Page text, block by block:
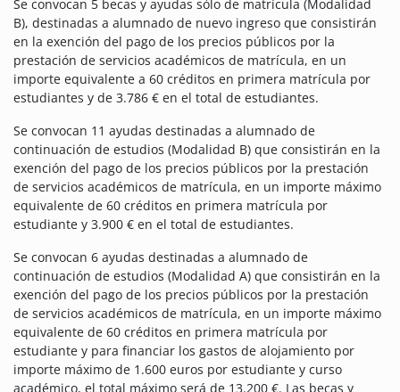
Se convocan 5 becas y ayudas sólo de matrícula (Modalidad
B), destinadas a alumnado de nuevo ingreso que consistirán
en la exención del pago de los precios públicos por la
prestación de servicios académicos de matrícula, en un
importe equivalente a 60 créditos en primera matrícula por
estudiantes y de 3.786 € en el total de estudiantes.
Se convocan 11 ayudas destinadas a alumnado de
continuación de estudios (Modalidad B) que consistirán en la
exención del pago de los precios públicos por la prestación
de servicios académicos de matrícula, en un importe máximo
equivalente de 60 créditos en primera matrícula por
estudiante y 3.900 € en el total de estudiantes.
Se convocan 6 ayudas destinadas a alumnado de
continuación de estudios (Modalidad A) que consistirán en la
exención del pago de los precios públicos por la prestación
de servicios académicos de matrícula, en un importe máximo
equivalente de 60 créditos en primera matrícula por
estudiante y para financiar los gastos de alojamiento por
importe máximo de 1.600 euros por estudiante y curso
académico, el total máximo será de 13.200 €. Las becas y